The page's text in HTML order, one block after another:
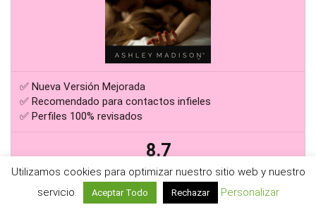
✅ Nueva Versión Mejorada
✅ Recomendado para contactos infieles
✅ Perfiles 100% revisados
8.7
Registrarme
Utilizamos cookies para optimizar nuestro sitio web y nuestro
servicio.
Aceptar Todo Rechazar Personalizar